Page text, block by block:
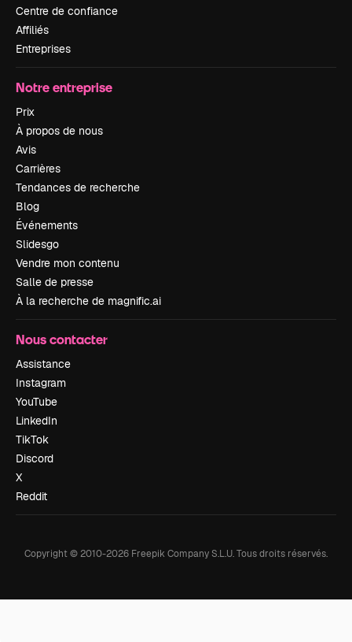
Centre de confiance
Affiliés
Entreprises
Notre entreprise
Prix
À propos de nous
Avis
Carrières
Tendances de recherche
Blog
Événements
Slidesgo
Vendre mon contenu
Salle de presse
À la recherche de magnific.ai
Nous contacter
Assistance
Instagram
YouTube
LinkedIn
TikTok
Discord
X
Reddit
Copyright © 2010-2026 Freepik Company S.L.U.Tous droits réservés.